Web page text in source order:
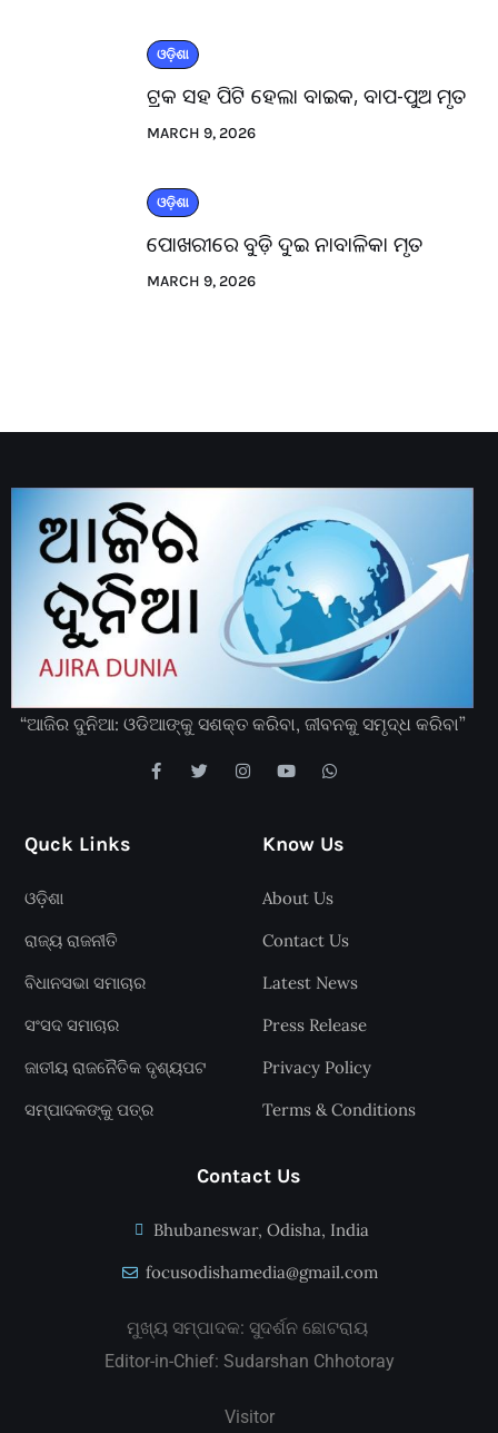
ଓଡ଼ିଶା
ଟ୍ରକ ସହ ପିଟି ହେଲା ବାଇକ, ବାପ-ପୁଅ ମୃତ
MARCH 9, 2026
ଓଡ଼ିଶା
ପୋଖରୀରେ ବୁଡ଼ି ଦୁଇ ନାବାଳିକା ମୃତ
MARCH 9, 2026
“ଆଜିର ଦୁନିଆ: ଓଡିଆଙ୍କୁ ସଶକ୍ତ କରିବା, ଜୀବନକୁ ସମୃଦ୍ଧ କରିବା”
Quck Links
ଓଡ଼ିଶା
ରାଜ୍ୟ ରାଜନୀତି
ବିଧାନସଭା ସମାଚାର
ସଂସଦ ସମାଚାର
ଜାତୀୟ ରାଜନୈତିକ ଦୃଶ୍ୟପଟ
ସମ୍ପାଦକଙ୍କୁ ପତ୍ର
Know Us
About Us
Contact Us
Latest News
Press Release
Privacy Policy
Terms & Conditions
Contact Us
Bhubaneswar, Odisha, India
focusodishamedia@gmail.com
ମୁଖ୍ୟ ସମ୍ପାଦକ: ସୁଦର୍ଶନ ଛୋଟରାୟ
Editor-in-Chief: Sudarshan Chhotoray
Visitor